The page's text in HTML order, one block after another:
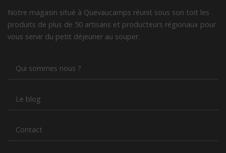
Notre magasin situé à Quevaucamps réunit sous son toit les
produits de plus de 50 artisans et producteurs régionaux pour
vous servir du petit déjeuner au souper.
Qui sommes nous ?
Le blog
Contact